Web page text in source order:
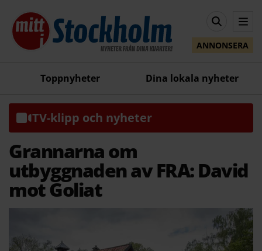
ANNONSERA
Toppnyheter Dina lokala nyheter
TV-klipp och nyheter
Grannarna om
utbyggnaden av FRA: David
mot Goliat